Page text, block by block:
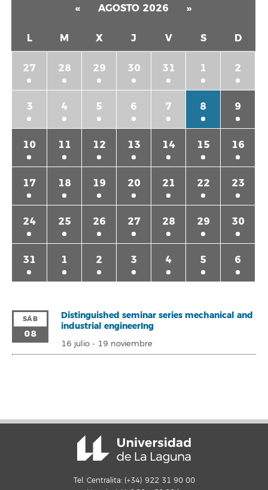
« AGOSTO 2026 »
L M X J V S D
27 28 29 30 31 1 2
3 4 5 6 7 8 9
10 11 12 13 14 15 16
17 18 19 20 21 22 23
24 25 26 27 28 29 30
31 1 2 3 4 5 6
SÁB
08
Distinguished seminar series mechanical and
industrial engineerIng
16 julio- 19 noviembre
Tel. Centralita: (+34) 922 31 90 00